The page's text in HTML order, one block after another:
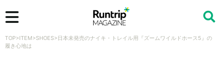
検索
TOP>ITEM>SHOES> 日本未発売のナイキ・トレイル用『ズームワイルドホース5』の
履き心地は